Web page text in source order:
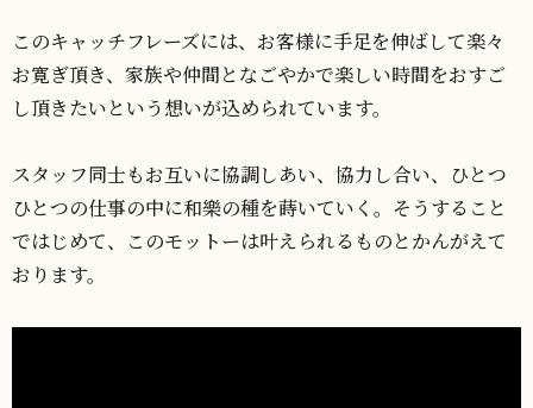
このキャッチフレーズには、お客様に手足を伸ばして楽々
お寛ぎ頂き、家族や仲間となごやかで楽しい時間をおすご
し頂きたいという想いが込められています。
スタッフ同士もお互いに協調しあい、協力し合い、ひとつ
ひとつの仕事の中に和樂の種を蒔いていく。そうすること
ではじめて、このモットーは叶えられるものとかんがえて
おります。